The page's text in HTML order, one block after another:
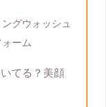
グウォッシュ
ーム
てる？美顔